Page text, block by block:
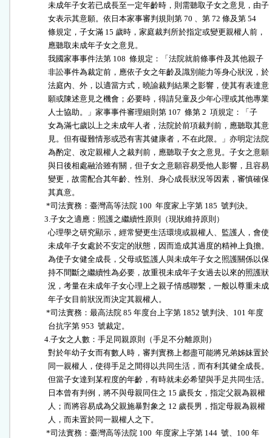
                  未成年子女若已成長至一定年齡時，則需聽取子女之意見，由子
                  女表示其意願。依日本家事審判規則第 70 、第 72 條及第 54
                  條規定，子女滿 15 歲時，家庭裁判所於指定或變更親權人前，
                  應聽取未成年子女之意見。
                  我國家事事件法第 108  條規定：「法院就前條事件及其他親子
                  非訟事件為裁定前，應依子女之年齡及識別能力等身心狀況，於
                  法庭內、外，以適當方式，曉諭裁判結果之影響，使其有表達意
                  願或陳述意見之機會；必要時，得請兒童及少年心理或其他專業
                  人士協助。」家事事件審理細則第 107  條第 2  項規定：「子
                  女為滿七歲以上之未成年人者，法院於前項裁判前，應聽取其意
                  見。但有礙難情形或恐有害其健康者，不在此限。」亦明定法院
                  為酌定、改定親權人之裁判前，應聽取子女之意見。子女之意願
                  與日後相處融洽雖有關，但子女之意願容易受他人影響，且容易
                  變更，故需配合其年齡、性別、身心成長狀況等因素，審慎確保
                  其真意。
                 *司法實務：臺灣高等法院 100  年度家上字第 185  號判決。
                3.子女之適應：照護之繼續性原則（現狀維持原則）
                  心理學之研究顯示，經常變更生活環境或親權人、監護人，會使
                  未成年子女處於不安定的狀態，因而造成其過度的精神上負擔。
                  為使子女健全成長，父母或監護人與未成年子女之照護關係以保
                  持不間斷之繼續性為必要，故重視未成年子女過去以來的照護狀
                  況，考量在未成年子女心理上之親子情感聯繫，一般以尊重未成
                  年子女目前狀況而決定其親權人。
                 *司法實務：最高法院 85 年度台上字第 1852 號判決、101 年度
                  台抗字第 953  號裁定。
                4.子女之人數：手足同親原則（手足不分離原則）
                  對於年幼子女而有數人時，審判實務上都盡可能將兄弟姊妹置於
                  同一親權人，使得手足之間得以共同生活，而有利其健全成長。
                  但當子女達到某程度的年齡，有時就未必希望與手足共同生活。
                  日本曾有判例，將不與母親同住之 15 歲長女，指定父親為親權
                  人；而將容易成為父親施暴對象之 12 歲長男，指定母親為親權
                  人，而未置於同一親權人之下。
                 *司法實務：臺灣高等法院 100  年度家上字第 144  號、100 年